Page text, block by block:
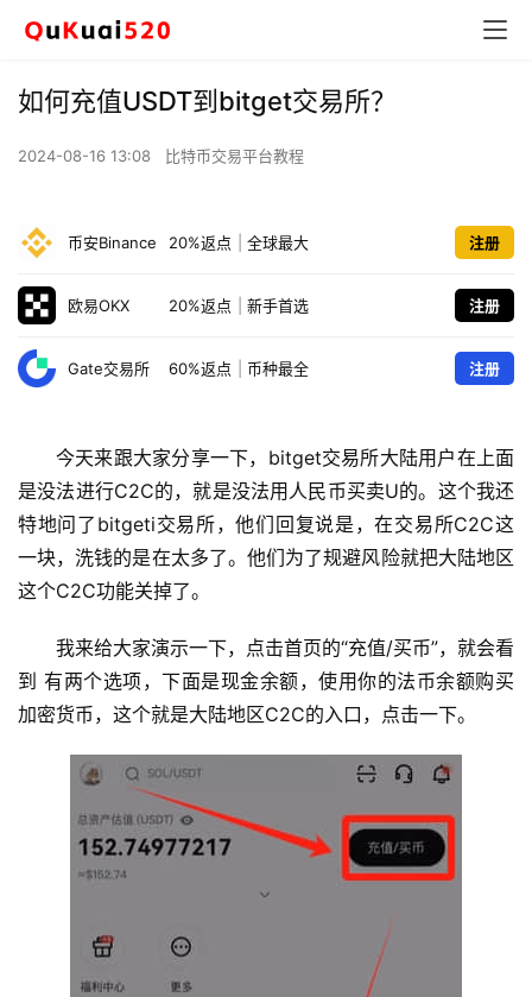
如何充值USDT到bitget交易所？
2024-08-16 13:08 比特币交易平台教程
币安Binance 20%返点 全球最大 注册
欧易OKX 20%返点 新手首选 注册
Gate交易所 60%返点 币种最全 注册
今天来跟大家分享一下，bitget交易所大陆用户在上面
是没法进行C2C的，就是没法用人民币买卖U的。这个我还
特地问了bitgeti交易所，他们回复说是，在交易所C2C这
一块，洗钱的是在太多了。他们为了规避风险就把大陆地区
这个C2C功能关掉了。
我来给大家演示一下，点击首页的“充值/买币”，就会看
到 有两个选项，下面是现金余额，使用你的法币余额购买
加密货币，这个就是大陆地区C2C的入口，点击一下。